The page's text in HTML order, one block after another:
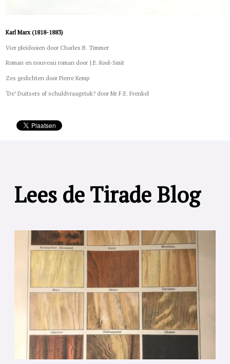
Karl Marx (1818-1883)
Vier pleidooien door Charles B. Timmer
Roman en nouveau roman door J.E. Kool-Smit
Zes gedichten door Pierre Kemp
‘De’ Duitsers of schuldvraagstuk? door Mr F.E. Frenkel
Lees de Tirade Blog